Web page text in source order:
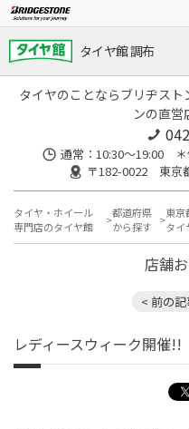
タイヤ館 調布
タイヤのことならブリヂス
ンの直営
通常：10:30～19:00 ＊
〒182-0022 東京
タイヤ・ホイール
専門店のタイヤ館
都道府県
から探す
東京
タイ
店舗
< 前の
レディースウィーク開催!!